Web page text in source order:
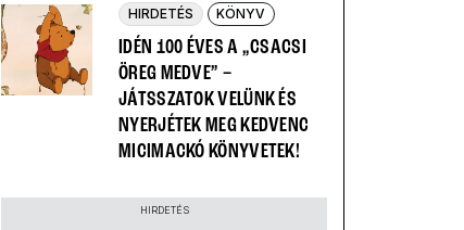
HIRDETÉS KÖNYV
IDÉN 100 ÉVES A „CSACSI
ÖREG MEDVE” –
JÁTSSZATOK VELÜNK ÉS
NYERJÉTEK MEG KEDVENC
MICIMACKÓ KÖNYVETEK!
HIRDETÉS